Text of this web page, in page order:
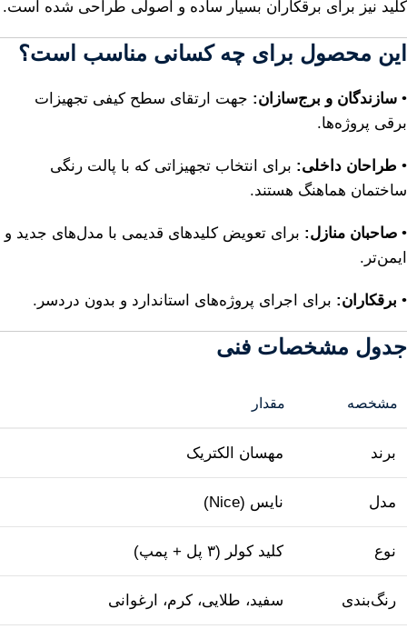
کلید نیز برای برقکاران بسیار ساده و اصولی طراحی شده است.
این محصول برای چه کسانی مناسب است؟
• سازندگان و برج‌سازان: جهت ارتقای سطح کیفی تجهیزات
برقی پروژه‌ها.
• طراحان داخلی: برای انتخاب تجهیزاتی که با پالت رنگی
ساختمان هماهنگ هستند.
• صاحبان منازل: برای تعویض کلیدهای قدیمی با مدل‌های جدید و
ایمن‌تر.
• برقکاران: برای اجرای پروژه‌های استاندارد و بدون دردسر.
جدول مشخصات فنی
مشخصه مقدار
برند مهسان الکتریک
مدل نایس (Nice)
نوع کلید کولر (۳ پل + پمپ)
رنگ‌بندی سفید، طلایی، کرم، ارغوانی